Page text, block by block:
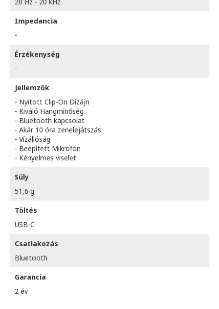
Impedancia
-
Érzékenység
-
Jellemzők
- Nyitott Clip-On Dizájn
- Kiváló Hangminőség
- Bluetooth kapcsolat
- Akár 10 óra zenelejátszás
- Vízállóság
- Beépített Mikrofon
- Kényelmes viselet
Súly
51,6 g
Töltés
USB-C
Csatlakozás
Bluetooth
Garancia
2 év